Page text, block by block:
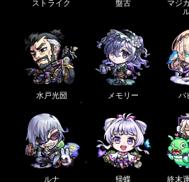
ストライク 盤古
マジ
水戸光圀 メモリー バ
ルナ 帰蝶 終末